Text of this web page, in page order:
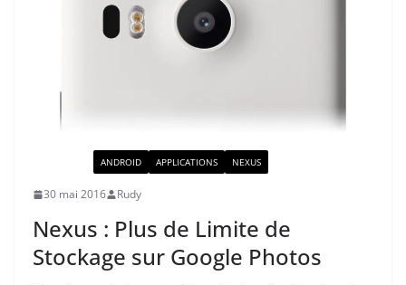
ANDROID APPLICATIONS NEXUS
30 mai 2016 Rudy
Nexus : Plus de Limite de
Stockage sur Google Photos